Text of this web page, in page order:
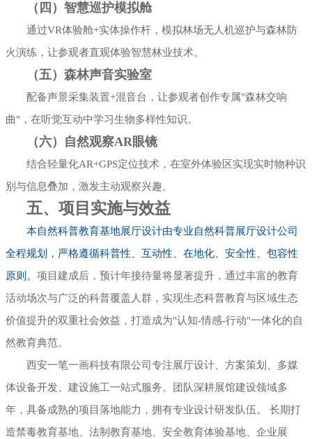
（四）智慧巡护模拟舱
通过VR体验舱+实体操作杆，模拟林场无人机巡护与森林防
火演练，让参观者直观体验智慧林业技术。
（五）森林声音实验室
配备声景采集装置+混音台，让参观者创作专属"森林交响
曲"，在听觉互动中学习生物多样性知识。
（六）自然观察AR眼镜
结合轻量化AR+GPS定位技术，在室外体验区实现实时物种识
别与信息叠加，激发主动观察兴趣。
五、项目实施与效益
本自然科普教育基地展厅设计由专业自然科普展厅设计公司
全程规划，严格遵循科普性、互动性、在地化、安全性、包容性
原则。 项目建成后，预计年接待量将显著提升，通过丰富的教育
活动场次与广泛的科普覆盖人群，实现生态科普教育与区域生态
价值提升的双重社会效益，打造成为"认知-情感-行动"一体化的自
然教育典范。
西安一笔一画科技有限公司专注展厅设计、方案策划、多媒
体设备开发、建设施工一站式服务。团队深耕展馆建设领域多
年，具备成熟的项目落地能力，拥有专业设计研发队伍。 长期打
造禁毒教育基地、法制教育基地、安全教育体验基地、企业展